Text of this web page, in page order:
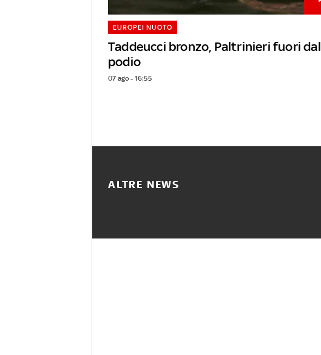
Taddeucci bronzo, Paltrinieri fuori dal
podio
EUROPEI NUOTO
07 ago - 16:55
ALTRE NEWS